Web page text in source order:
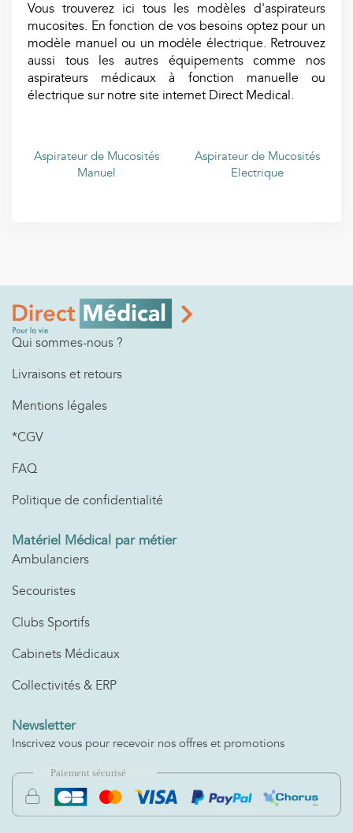
Vous trouverez ici tous les modèles d'aspirateurs
mucosites. En fonction de vos besoins optez pour un
modèle manuel ou un modèle électrique. Retrouvez
aussi tous les autres équipements comme nos
aspirateurs médicaux à fonction manuelle ou
électrique sur notre site internet Direct Medical.
Aspirateur de Mucosités
Manuel
Aspirateur de Mucosités
Electrique
Qui sommes-nous ?
Livraisons et retours
Mentions légales
*CGV
FAQ
Politique de confidentialité
Matériel Médical par métier
Ambulanciers
Secouristes
Clubs Sportifs
Cabinets Médicaux
Collectivités & ERP
Newsletter
Inscrivez vous pour recevoir nos offres et promotions